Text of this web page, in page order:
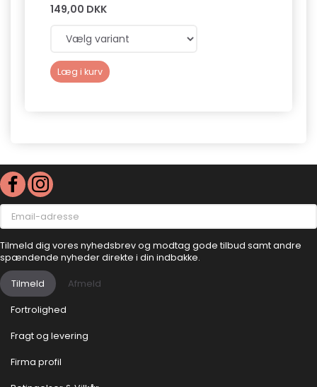
149,00 DKK
Læg i kurv
Email-
adresse
Tilmeld dig vores nyhedsbrev og modtag gode tilbud samt andre
spændende nyheder direkte i din indbakke.
Tilmeld Afmeld
Fortrolighed
Fragt og levering
Firma profil